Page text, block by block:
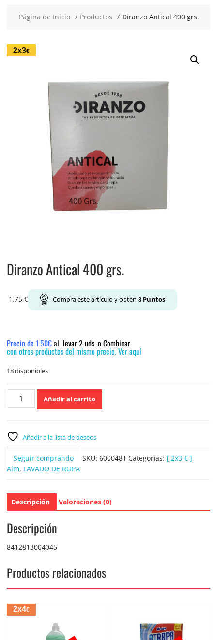
Página de Inicio Productos Diranzo Antical 400 grs.
2x3€
Diranzo Antical 400 grs.
1.75 € Compra este artículo y obtén 8Puntos
Precio de 1.50€al llevar 2 uds. o Combinar
con otros productos del mismo precio. Ver aquí
18 disponibles
Diranzo
Antical
cantidad
Añadir al carrito
Añadir a la lista de deseos
Seguir comprando SKU: 6000481 Categorías: [ 2x3 € ],
Alm,LAVADO DE ROPA
Descripción Valoraciones (0)
Descripción
8412813004045
Productos relacionados
2x4€